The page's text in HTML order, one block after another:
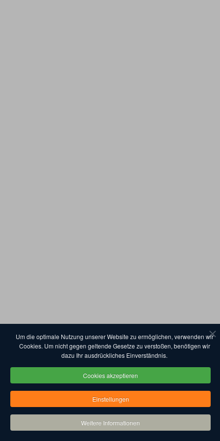
Um die optimale Nutzung unserer Website zu ermöglichen, verwenden wir
Cookies. Um nicht gegen geltende Gesetze zu verstoßen, benötigen wir
dazu Ihr ausdrückliches Einverständnis.
Cookies akzeptieren
Einstellungen
Weitere Informationen